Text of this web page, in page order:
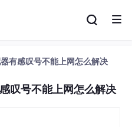
有感叹号不能上网怎么解决
叹号不能上网怎么解决